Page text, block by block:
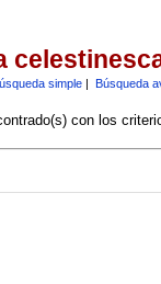
simple| Búsqueda
con los